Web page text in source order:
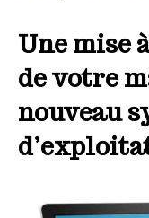
Une mise
de votre
nouveau